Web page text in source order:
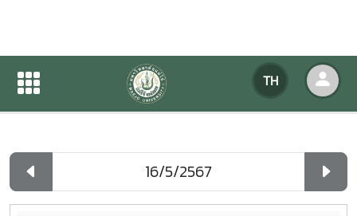
TH
ปฏิทินกิจกรรมของหน่วยงาน
ปฏิทินกิจกรรมของหน่วยงาน